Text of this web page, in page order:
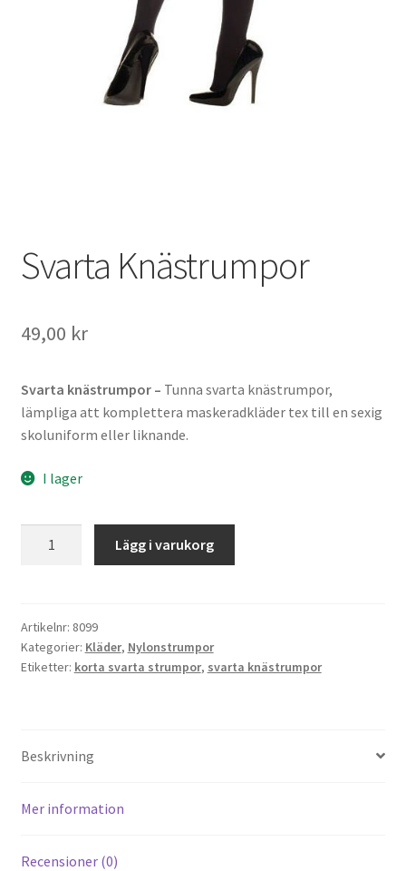
Svarta Knästrumpor
49,00 kr
Svarta knästrumpor – Tunna svarta knästrumpor,
lämpliga att komplettera maskeradkläder tex till en sexig
skoluniform eller liknande.
I lager
Lägg i varukorg
Artikelnr: 8099
Kategorier: Kläder, Nylonstrumpor
Etiketter: korta svarta strumpor, svarta knästrumpor
Beskrivning
Mer information
Recensioner (0)